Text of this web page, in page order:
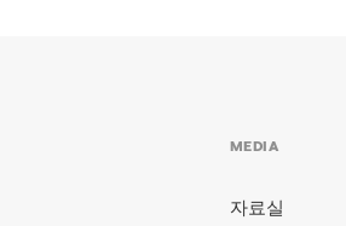
MEDIA
자료실